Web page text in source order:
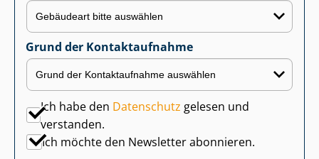
Grund der Kontaktaufnahme
Ich habe den Datenschutz gelesen und
verstanden.
Ich möchte den Newsletter abonnieren.